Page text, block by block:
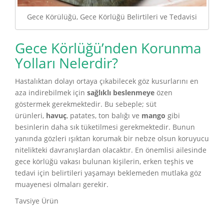
Gece Körülüğü, Gece Körlüğü Belirtileri ve Tedavisi
Gece Körlüğü’nden Korunma
Yolları Nelerdir?
Hastalıktan dolayı ortaya çıkabilecek göz kusurlarını en
aza indirebilmek için sağlıklı beslenmeye özen
göstermek gerekmektedir. Bu sebeple; süt
ürünleri, havuç, patates, ton balığı ve mango gibi
besinlerin daha sık tüketilmesi gerekmektedir. Bunun
yanında gözleri ışıktan korumak bir nebze olsun koruyucu
nitelikteki davranışlardan olacaktır. En önemlisi ailesinde
gece körlüğü vakası bulunan kişilerin, erken teşhis ve
tedavi için belirtileri yaşamayı beklemeden mutlaka göz
muayenesi olmaları gerekir.
Tavsiye Ürün